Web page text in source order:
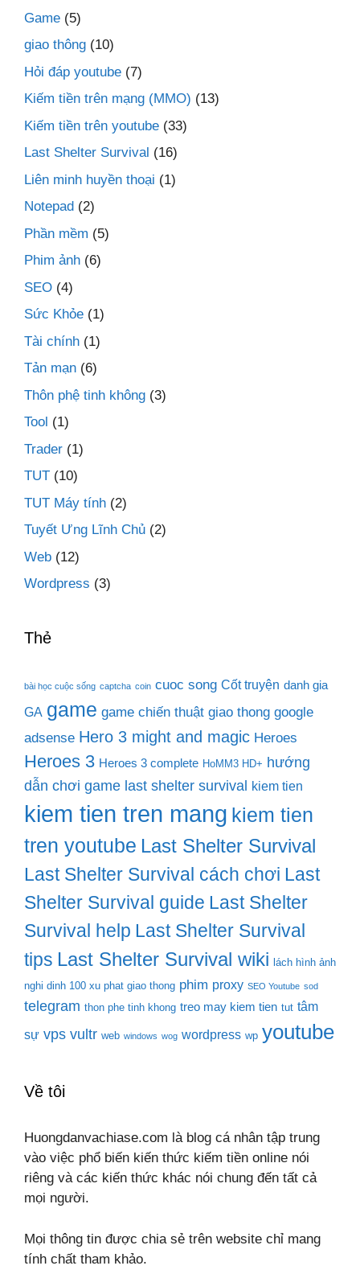
Game (5)
giao thông (10)
Hỏi đáp youtube (7)
Kiếm tiền trên mạng (MMO) (13)
Kiếm tiền trên youtube (33)
Last Shelter Survival (16)
Liên minh huyền thoại (1)
Notepad (2)
Phần mềm (5)
Phim ảnh (6)
SEO (4)
Sức Khỏe (1)
Tài chính (1)
Tản mạn (6)
Thôn phệ tinh không (3)
Tool (1)
Trader (1)
TUT (10)
TUT Máy tính (2)
Tuyết Ưng Lĩnh Chủ (2)
Web (12)
Wordpress (3)
Thẻ
bài học cuộc sống captcha coin cuoc song Cốt truyện danh gia
GA game game chiến thuật giao thong google
adsense Hero 3 might and magic Heroes
Heroes 3 Heroes 3 complete HoMM3 HD+ hướng
dẫn chơi game last shelter survival kiem tien
kiem tien tren mang kiem tien
tren youtube Last Shelter Survival
Last Shelter Survival cách chơi Last
Shelter Survival guide Last Shelter
Survival help Last Shelter Survival
tips Last Shelter Survival wiki lách hình ảnh
nghi dinh 100 xu phat giao thong phim proxy SEO Youtube sod
telegram thon phe tinh khong treo may kiem tien tut tâm
sự vps vultr web windows wog wordpress wp youtube
Về tôi
Huongdanvachiase.com là blog cá nhân tập trung
vào việc phổ biến kiến thức kiếm tiền online nói
riêng và các kiến thức khác nói chung đến tất cả
mọi người.
Mọi thông tin được chia sẻ trên website chỉ mang
tính chất tham khảo.